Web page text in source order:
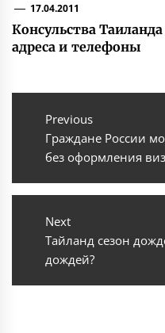
17.04.2011
Консульства
адреса и телефоны
Навигация
записям
Previous
Previous
post:
Граждане России
без оформления
Next
Next
post:
Тайланд сезон
дождей?